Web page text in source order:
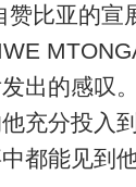
赞比亚的宣
出的感叹
充分投入
都能见到